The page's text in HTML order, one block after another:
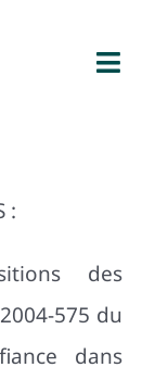
:
des
575 du
dans